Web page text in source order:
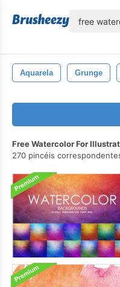
Aquarela Grunge
Free Watercolor For
270 pincéis